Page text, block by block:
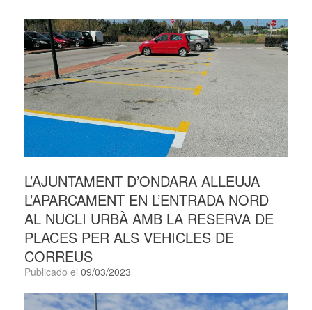
L’AJUNTAMENT D’ONDARA ALLEUJA
L’APARCAMENT EN L’ENTRADA NORD
AL NUCLI URBÀ AMB LA RESERVA DE
PLACES PER ALS VEHICLES DE
CORREUS
Publicado el 09/03/2023